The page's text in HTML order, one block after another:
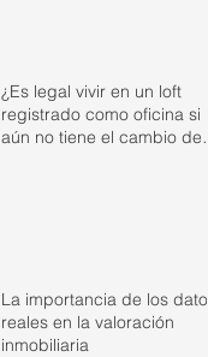
¿Es legal vivir en un loft
registrado como oficina si
aún no tiene el cambio de
La importancia de los datos
reales en la valoración
inmobiliaria